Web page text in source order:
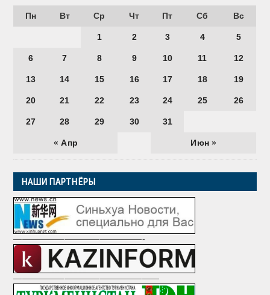
Пн Вт Ср Чт Пт Сб Вс
« Апр Июн »
1 2 3 4 5
6 7 8 9 10 11 12
13 14 15 16 17 18 19
20 21 22 23 24 25 26
27 28 29 30 31
НАШИ ПАРТНЁРЫ
———————————————-
—————————————————